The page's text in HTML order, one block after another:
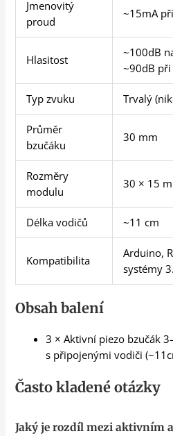
Jmenovitý
proud
~15mA
Hlasitost
~100dB
~90dB
Typ zvuku Trvalý
Průměr
bzučáku
30 mm
Rozměry
modulu
30 × 15
Délka vodičů ~11 cm
Kompatibilita
Arduino,
systémy
Obsah balení
3 × Aktivní piezo bzučák
s připojenými vodiči
Často kladené otázky
Jaký je rozdíl mezi aktivním